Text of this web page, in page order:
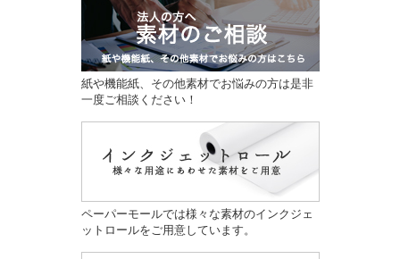
紙や機能紙、その他素材でお悩みの方は是非
一度ご相談ください！
ペーパーモールでは様々な素材のインクジェ
ットロールをご用意しています。